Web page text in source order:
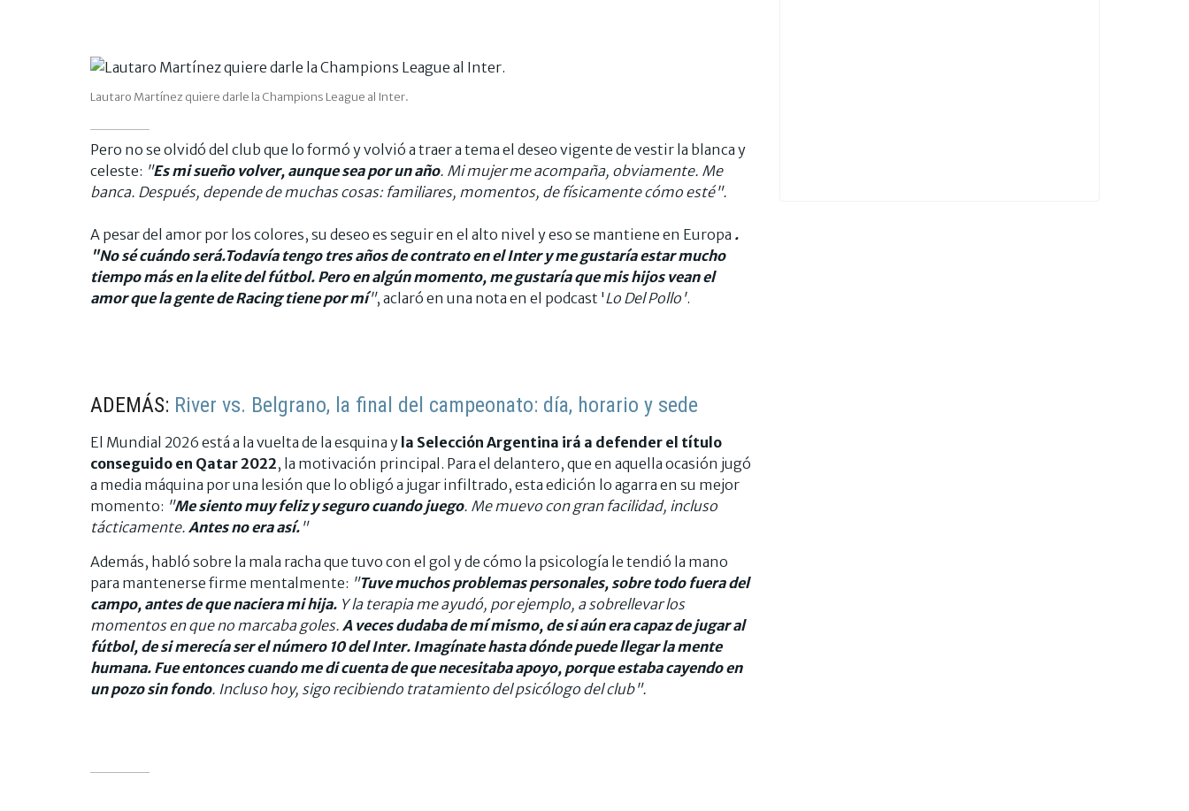
Lautaro Martínez quiere darle la Champions League al Inter.
Pero no se olvidó del club que lo formó y volvió a traer a tema el deseo vigente de vestir la blanca y
celeste: "Es mi sueño volver, aunque sea por un año. Mi mujer me acompaña, obviamente. Me
banca. Después, depende de muchas cosas: familiares, momentos, de físicamente cómo esté".
A pesar del amor por los colores, su deseo es seguir en el alto nivel y eso se mantiene en Europa .
"No sé cuándo será.Todavía tengo tres años de contrato en el Inter y me gustaría estar mucho
tiempo más en la elite del fútbol. Pero en algún momento, me gustaría que mis hijos vean el
amor que la gente de Racing tiene por mí", aclaró en una nota en el podcast 'Lo Del Pollo'.
ADEMÁS: River vs. Belgrano, la final del campeonato: día, horario y sede
El Mundial 2026 está a la vuelta de la esquina y la Selección Argentina irá a defender el título
conseguido en Qatar 2022, la motivación principal. Para el delantero, que en aquella ocasión jugó
a media máquina por una lesión que lo obligó a jugar infiltrado, esta edición lo agarra en su mejor
momento: "Me siento muy feliz y seguro cuando juego. Me muevo con gran facilidad, incluso
tácticamente. Antes no era así. "
Además, habló sobre la mala racha que tuvo con el gol y de cómo la psicología le tendió la mano
para mantenerse firme mentalmente: "Tuve muchos problemas personales, sobre todo fuera del
campo, antes de que naciera mi hija. Y la terapia me ayudó, por ejemplo, a sobrellevar los
momentos en que no marcaba goles. A veces dudaba de mí mismo, de si aún era capaz de jugar al
fútbol, de si merecía ser el número 10 del Inter. Imagínate hasta dónde puede llegar la mente
humana. Fue entonces cuando me di cuenta de que necesitaba apoyo, porque estaba cayendo en
un pozo sin fondo. Incluso hoy, sigo recibiendo tratamiento del psicólogo del club".